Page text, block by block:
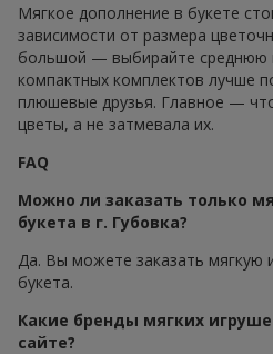
Мягкое дополнение в букете
зависимости от размера
большой — выбирайте среднюю
компактных комплектов лучше
плюшевые друзья. Главное —
цветы, а не затмевала их.
FAQ
Можно ли заказать только
букета в г. Губовка?
Да. Вы можете заказать мягкую
букета.
Какие бренды мягких
сайте?